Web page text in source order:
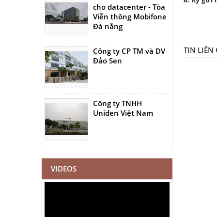
cho datacenter - Tòa
Viễn thông Mobifone
Đà nẵng
Công ty CP TM và DV
Đảo Sen
Công ty TNHH
Uniden Việt Nam
VIDEOS
TIN LIÊN